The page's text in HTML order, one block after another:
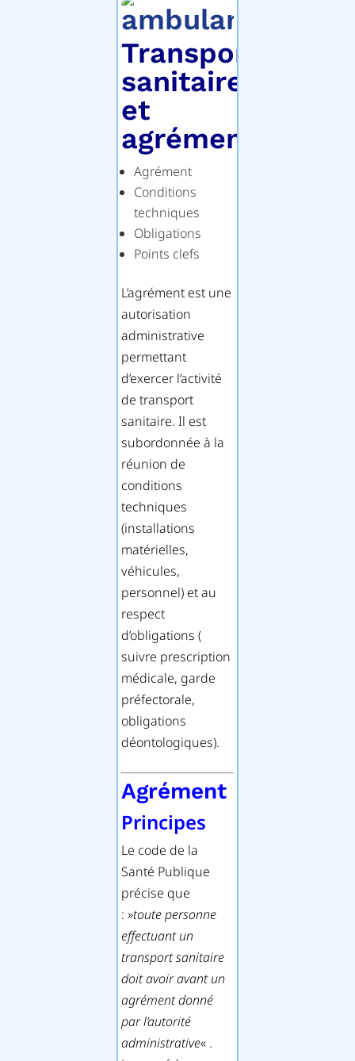
Transports
sanitaires
et
agrément
Agrément
Conditions
techniques
Obligations
Points clefs
L’agrément est une
autorisation
administrative
permettant
d’exercer l’activité
de transport
sanitaire. Il est
subordonnée à la
réunion de
conditions
techniques
(installations
matérielles,
véhicules,
personnel) et au
respect
d’obligations (
suivre prescription
médicale, garde
préfectorale,
obligations
déontologiques).
Agrément
Principes
Le code de la
Santé Publique
précise que
: »toute personne
effectuant un
transport sanitaire
doit avoir avant un
agrément donné
par l’autorité
administrative« .